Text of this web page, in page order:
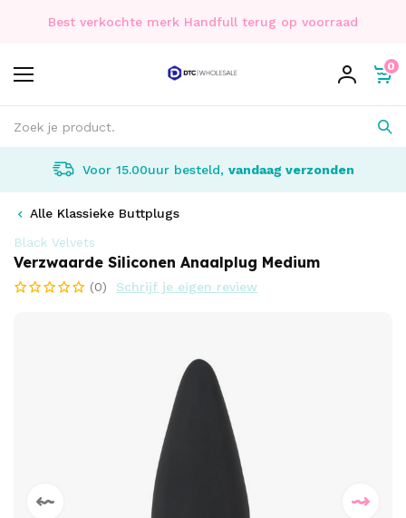
Best verkochte merk Handfull terug op voorraad
0
Voor 15.00uur besteld, vandaag verzonden
Alle Klassieke Buttplugs
Black Velvets
Verzwaarde Siliconen Anaalplug Medium
(0) Schrijf je eigen review